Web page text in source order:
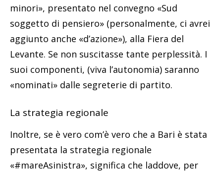
minori», presentato nel convegno «Sud
soggetto di pensiero» (personalmente, ci avrei
aggiunto anche «d’azione»), alla Fiera del
Levante. Se non suscitasse tante perplessità. I
suoi componenti, (viva l’autonomia) saranno
«nominati» dalle segreterie di partito.
La strategia regionale
Inoltre, se è vero com’è vero che a Bari è stata
presentata la strategia regionale
«#mareAsinistra», significa che laddove, per